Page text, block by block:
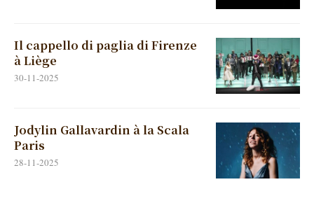
Il cappello di paglia di Firenze
à Liège
30-11-2025
Jodylin Gallavardin à la Scala
Paris
28-11-2025